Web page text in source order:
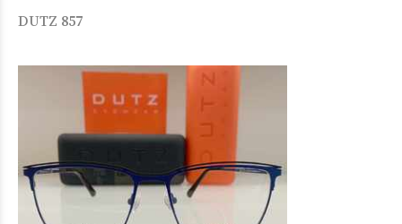
DUTZ 857